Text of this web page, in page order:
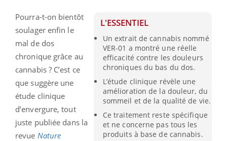
L'ESSENTIEL
Un extrait de cannabis nommé
VER-01 a montré une réelle
efficacité contre les douleurs
chroniques du bas du dos.
L’étude clinique révèle une
amélioration de la douleur, du
sommeil et de la qualité de vie.
Ce traitement reste spécifique
et ne concerne pas tous les
produits à base de cannabis.
Pourra-t-on bientôt
soulager enfin le
mal de dos
chronique grâce au
cannabis ? C’est ce
que suggère une
étude clinique
d’envergure, tout
juste publiée dans la
revue Nature